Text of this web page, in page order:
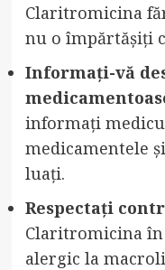
Claritromicina
nu o împărtășiți
Informați-vă
informați
medicamentele
luați.
Respectați
Claritromicina
alergic la